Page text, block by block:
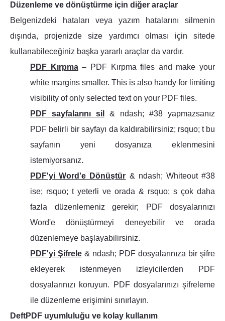
Düzenleme ve dönüştürme için diğer araçlar
Belgenizdeki hataları veya yazım hatalarını silmenin
dışında, projenizde size yardımcı olması için sitede
kullanabileceğiniz başka yararlı araçlar da vardır.
PDF Kırpma– PDF Kırpma files and make your
white margins smaller. This is also handy for limiting
visibility of only selected text on your PDF files.
PDF sayfalarını sil
& ndash; #38 yapmazsanız
PDF belirli bir sayfayı da kaldırabilirsiniz; rsquo; t bu
sayfanın yeni dosyanıza eklenmesini
istemiyorsanız.
PDF'yi Word'e Dönüştür & ndash; Whiteout #38
ise; rsquo; t yeterli ve orada & rsquo; s çok daha
fazla düzenlemeniz gerekir; PDF dosyalarınızı
Word'e dönüştürmeyi deneyebilir ve orada
düzenlemeye başlayabilirsiniz.
PDF'yi Şifrele & ndash; PDF dosyalarınıza bir şifre
ekleyerek istenmeyen izleyicilerden PDF
dosyalarınızı koruyun. PDF dosyalarınızı şifreleme
ile düzenleme erişimini sınırlayın.
DeftPDF uyumluluğu ve kolay kullanım